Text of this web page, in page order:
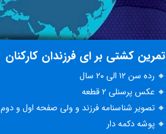
تمرین کشتی بر ای فرزندان کارکنان
🔸 رده سن ۱۲ الی ۲۰ سال
🔸 عکس پرسنلی 2 قطعه
🔸 تصویر شناسنامه فرزند و ولی صفحه اول و دوم
🔸 پوشه دکمه دار